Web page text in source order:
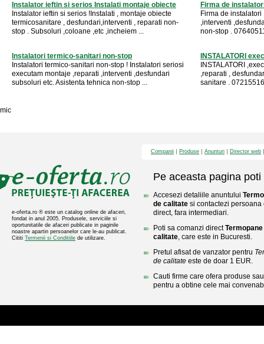
Instalator ieftin si serios Instalati montaje obiecte
Instalator ieftin si serios !Instalati , montaje obiecte
termicosanitare , desfundari,interventi , reparati non-
stop . Subsoluri ,coloane ,etc ,incheiem ...
Firma de
Firma de
,interventi
non-stop .
Instalatori termico-sanitari non-stop
Instalatori termico-sanitari non-stop ! Instalatori seriosi
executam montaje ,reparati ,interventi ,desfundari
subsoluri etc. Asistenta tehnica non-stop ...
INSTALATORI
INSTALATORI
,reparati ,
sanitare .
mic
e-oferta.ro ® este un catalog online de afaceri,
fondat in anul 2005. Produsele, serviciile si
oportunitatile de afaceri publicate in paginile
noastre apartin persoanelor care le-au publicat.
Cititi Termenii si Conditiile de utilizare.
Companii Produse Anunturi Director web
Pe aceasta pagina poti
Accesezi detaliile anuntului
de calitate si contactezi
direct, fara intermediari.
Poti sa comanzi direct
calitate, care este in Bucuresti.
Pretul afisat de vanzator pentru
de calitate este de doar 1 EUR.
Cauti firme care ofera produse
pentru a obtine cele mai